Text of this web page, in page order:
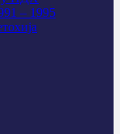
– 1995